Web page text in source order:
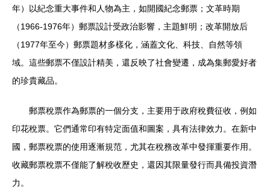
年）以紀念重大事件和人物為主，如開國紀念郵票；文革時期
（1966-1976年）郵票設計受政治影響，主題鮮明；改革開放后
（1977年至今）郵票題材多樣化，涵蓋文化、科技、自然等領
域。這些郵票不僅設計精美，還反映了社會變遷，成為集郵愛好者
的珍貴藏品。
郵票稅票作為郵票的一個分支，主要用于政府稅費征收，例如
印花稅票。它們通常印有特定面值和圖案，具有法律效力。在新中
國，郵票稅票的使用逐漸規范，尤其在稅務改革中發揮重要作用。
收藏郵票稅票不僅能了解稅收歷史，還因其限量發行而具備投資潛
力。